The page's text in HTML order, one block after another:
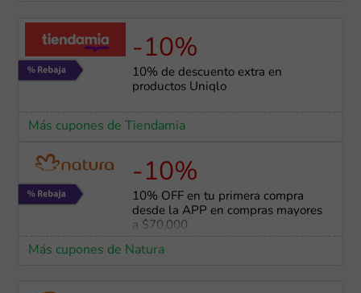
-10%
10% de descuento extra en
productos Uniqlo
Más cupones de Tiendamia
-10%
10% OFF en tu primera compra
desde la APP en compras mayores
a $70,000
Más cupones de Natura